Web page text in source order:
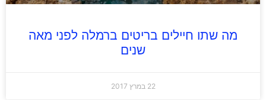
מה שתו חיילים בריטים ברמלה לפני מאה
שנים
22 במרץ 2017